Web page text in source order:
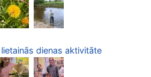
dienas aktivitāte